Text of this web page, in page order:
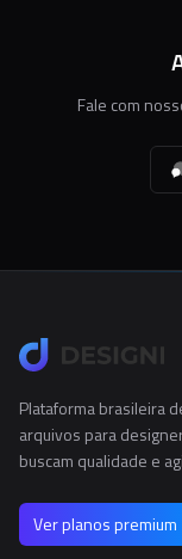
Fale com
Plataforma brasileira
arquivos para
buscam qualidade e
Ver planos premium